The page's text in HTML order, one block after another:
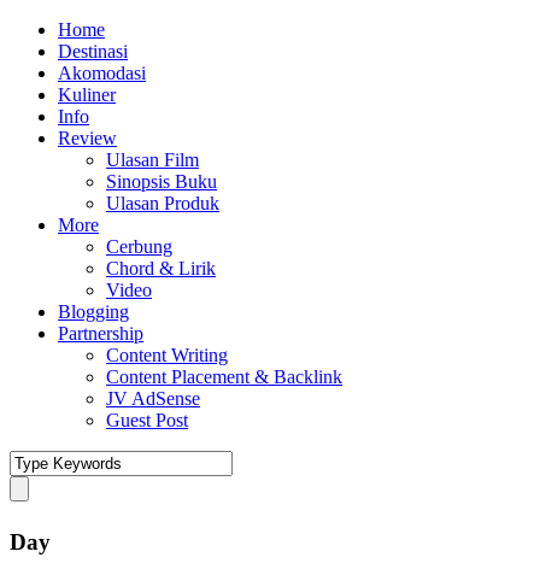
Home
Destinasi
Akomodasi
Kuliner
Info
Review
Ulasan Film
Sinopsis Buku
Ulasan Produk
More
Cerbung
Chord & Lirik
Video
Blogging
Partnership
Content Writing
Content Placement & Backlink
JV AdSense
Guest Post
Day